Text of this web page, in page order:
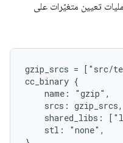
تعيين متغيّرات على
gzip_srcs = ["src/
cc_binary {
    name: "gzip",
    srcs: gzip_srcs,
shared_libs:
    stl: "none",